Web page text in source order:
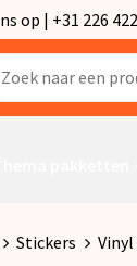
op | +31 226
Stickers